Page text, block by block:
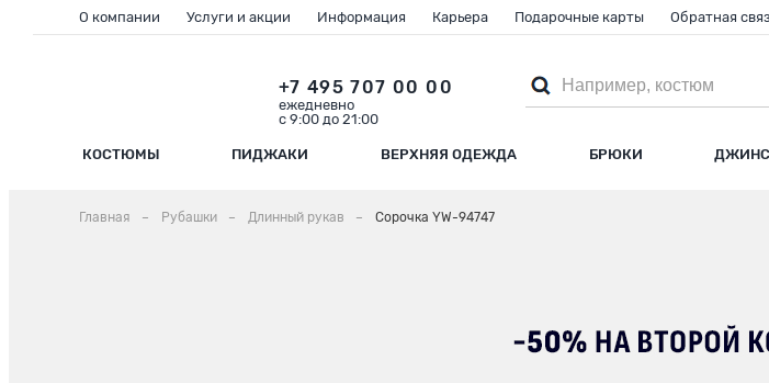
КОСТЮМЫ ПИДЖАКИ ВЕРХНЯЯ ОДЕЖДА БРЮКИ
+7 495 707 00 00
ежедневно
с 9:00 до 21:00
О компании Услуги и акции Информация Карьера Подарочные карты Обратная
Главная Рубашки Длинный рукав Сорочка YW-94747